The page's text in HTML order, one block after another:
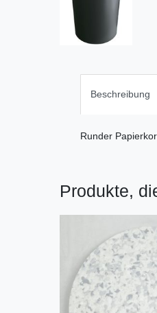
Beschreibung
Runder
Produkte,